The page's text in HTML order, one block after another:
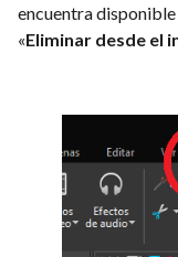
encuentra disponible
«Eliminar desde el